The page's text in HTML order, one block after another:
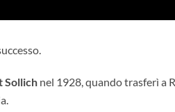
Sollich nel 1928, quando trasferì a